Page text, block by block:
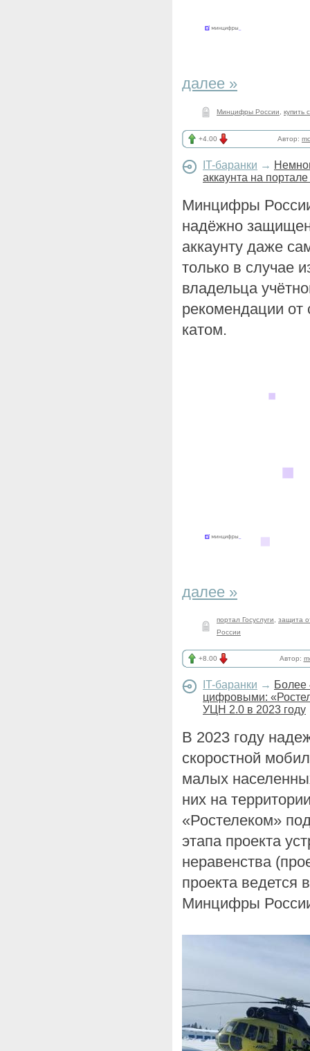
далее »
Минцифры России купить
+4.00 Автор:
IT-баранки →
аккаунта на портале
Минцифры
надёжно
аккаунту даже
только в случае
владельца
рекомендации от
катом.
далее »
портал Госуслуги
защита
России
+8.00 Автор:
IT-баранки → Более
цифровыми:
УЦН 2.0 в 2023 году
В 2023 году
скоростной
малых
них на
«Ростелеком»
этапа проекта
неравенства
проекта ведется
Минцифры